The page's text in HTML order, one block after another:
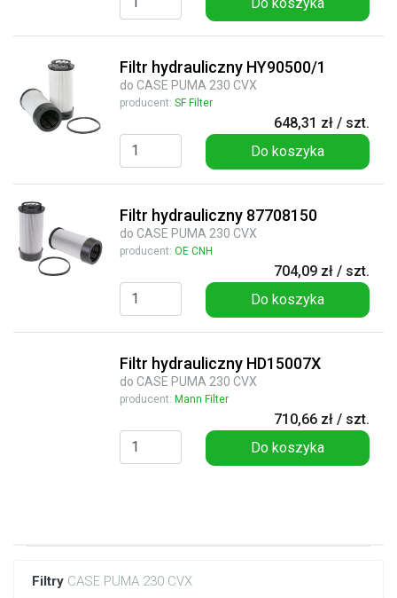
Filtry CASE PUMA 230 CVX
Filtr hydrauliczny HY90500/1
do CASE PUMA 230 CVX
producent: SF Filter
648,31 zł / szt.
Do koszyka
Filtr hydrauliczny 87708150
do CASE PUMA 230 CVX
producent: OE CNH
704,09 zł / szt.
Do koszyka
Filtr hydrauliczny HD15007X
do CASE PUMA 230 CVX
producent: Mann Filter
710,66 zł / szt.
Do koszyka